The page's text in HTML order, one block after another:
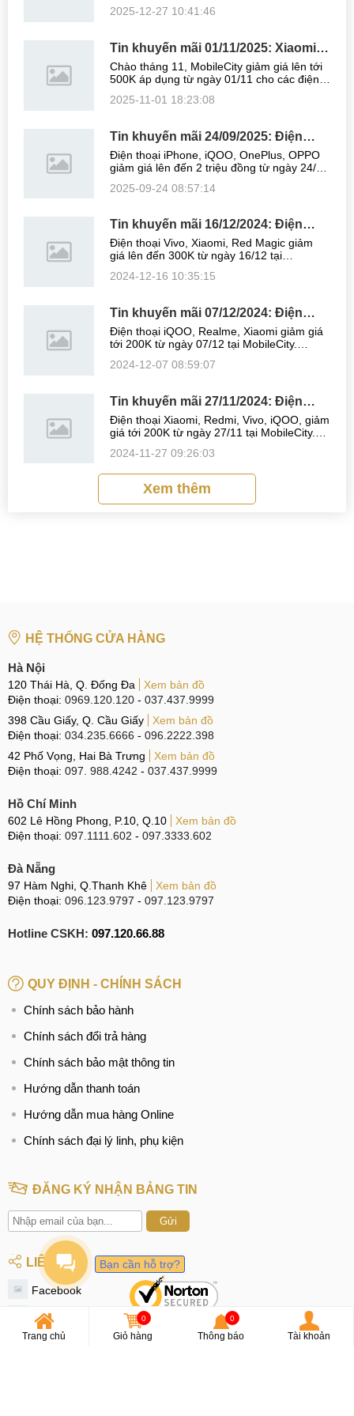
OnePlus giá rẻ, Bảo hành 12 tháng, trả góp
2025-12-27 10:41:46
Tin khuyến mãi 01/11/2025: Xiaomi
17 Pro Max, vivo X300 Pro giảm giá
lên tới 500K
Chào tháng 11, MobileCity giảm giá lên tới
500K áp dụng từ ngày 01/11 cho các điện
X300 Pro, vivo X200 Ultra. Bảo hành 12
2025-11-01 18:23:08
Tin khuyến mãi 24/09/2025: Điện
thoại iPhone, iQOO, OnePlus, OPPO
giảm giá lên đến 2 triệu đồng
Điện thoại iPhone, iQOO, OnePlus, OPPO
giảm giá lên đến 2 triệu đồng từ ngày 24/09
iQOO, OnePlus, OPPO giá rẻ, Bảo hành 12
2025-09-24 08:57:14
Tin khuyến mãi 16/12/2024: Điện
thoại Vivo, Xiaomi, Red Magic giảm
giá lên đến 300K
Điện thoại Vivo, Xiaomi, Red Magic giảm
giá lên đến 300K từ ngày 16/12 tại
Red Magic giá rẻ, Bảo hành 12 tháng, trả
2024-12-16 10:35:15
Tin khuyến mãi 07/12/2024: Điện
thoại iQOO, Realme, Xiaomi giảm giá
đến 200K
Điện thoại iQOO, Realme, Xiaomi giảm giá
tới 200K từ ngày 07/12 tại MobileCity.
rẻ, Bảo hành 12 tháng, trả góp 0%. Danh
2024-12-07 08:59:07
Tin khuyến mãi 27/11/2024: Điện
thoại Xiaomi, Redmi, Vivo, iQOO
giảm giá đến 200K
Điện thoại Xiaomi, Redmi, Vivo, iQOO, giảm
giá tới 200K từ ngày 27/11 tại MobileCity.
giá rẻ, Bảo hành 12 tháng, trả góp 0%.
2024-11-27 09:26:03
Xem thêm
HỆ THỐNG CỬA HÀNG
Hà Nội
120 Thái Hà, Q. Đống Đa
Xem bản đồ
Điện thoại: 0969.120.120 - 037.437.9999
398 Cầu Giấy, Q. Cầu Giấy
Xem bản đồ
Điện thoại: 034.235.6666 - 096.2222.398
42 Phố Vọng, Hai Bà Trưng
Xem bản đồ
Điện thoại: 097. 988.4242 - 037.437.9999
Hồ Chí Minh
602 Lê Hồng Phong, P.10, Q.10
Xem bản đồ
Điện thoại: 097.1111.602 - 097.3333.602
Đà Nẵng
97 Hàm Nghi, Q.Thanh Khê
Xem bản đồ
Điện thoại: 096.123.9797 - 097.123.9797
Hotline CSKH: 097.120.66.88
QUY ĐỊNH - CHÍNH SÁCH
Chính sách bảo hành
Chính sách đổi trả hàng
Chính sách bảo mật thông tin
Hướng dẫn thanh toán
Hướng dẫn mua hàng Online
Chính sách đại lý linh, phụ kiện
ĐĂNG KÝ NHẬN BẢNG TIN
Gửi
LIÊN KẾT
Facebook
Youtube
OA Zalo
Trang chủ
0
Giỏ hàng
0
Thông báo Tài khoản
Bạn cần hỗ trợ?